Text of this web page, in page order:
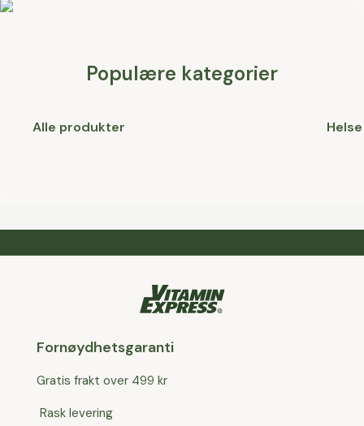
Populære kategorier
Alle produkter Helse
Fornøydhetsgaranti
Gratis frakt over 499 kr
Rask levering